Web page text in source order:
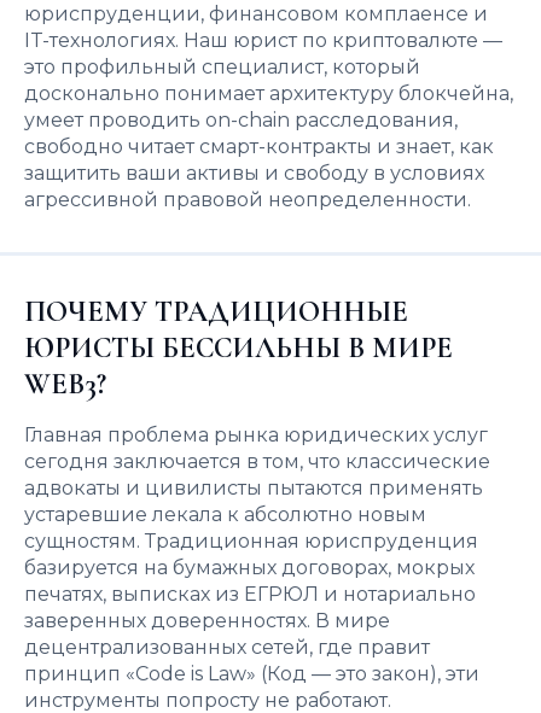
юриспруденции, финансовом комплаенсе и
IT-технологиях. Наш юрист по криптовалюте —
это профильный специалист, который
досконально понимает архитектуру блокчейна,
умеет проводить on-chain расследования,
свободно читает смарт-контракты и знает, как
защитить ваши активы и свободу в условиях
агрессивной правовой неопределенности.
ПОЧЕМУ ТРАДИЦИОННЫЕ
ЮРИСТЫ БЕССИЛЬНЫ В МИРЕ
WEB3?
Главная проблема рынка юридических услуг
сегодня заключается в том, что классические
адвокаты и цивилисты пытаются применять
устаревшие лекала к абсолютно новым
сущностям. Традиционная юриспруденция
базируется на бумажных договорах, мокрых
печатях, выписках из ЕГРЮЛ и нотариально
заверенных доверенностях. В мире
децентрализованных сетей, где правит
принцип «Code is Law» (Код — это закон), эти
инструменты попросту не работают.